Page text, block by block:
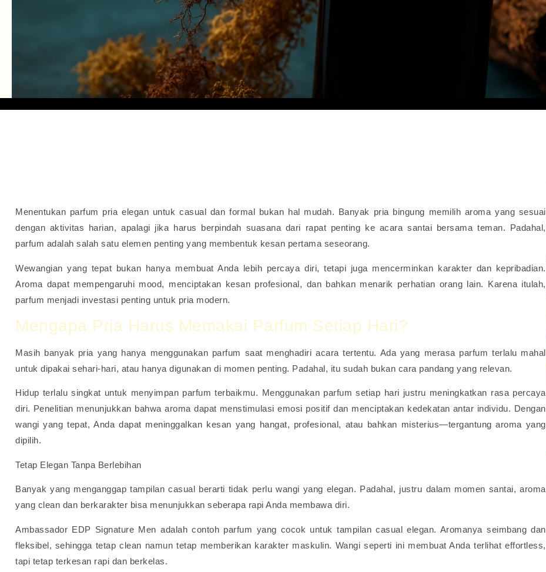
Menentukan parfum pria elegan untuk casual dan formal bukan hal mudah. Banyak pria bingung memilih aroma yang sesuai
dengan aktivitas harian, apalagi jika harus berpindah suasana dari rapat penting ke acara santai bersama teman. Padahal,
parfum adalah salah satu elemen penting yang membentuk kesan pertama seseorang.
Wewangian yang tepat bukan hanya membuat Anda lebih percaya diri, tetapi juga mencerminkan karakter dan kepribadian.
Aroma dapat mempengaruhi mood, menciptakan kesan profesional, dan bahkan menarik perhatian orang lain. Karena itulah,
parfum menjadi investasi penting untuk pria modern.
Mengapa Pria Harus Memakai Parfum Setiap Hari?
Masih banyak pria yang hanya menggunakan parfum saat menghadiri acara tertentu. Ada yang merasa parfum terlalu mahal
untuk dipakai sehari-hari, atau hanya digunakan di momen penting. Padahal, itu sudah bukan cara pandang yang relevan.
Hidup terlalu singkat untuk menyimpan parfum terbaikmu. Menggunakan parfum setiap hari justru meningkatkan rasa percaya
diri. Penelitian menunjukkan bahwa aroma dapat menstimulasi emosi positif dan menciptakan kedekatan antar individu. Dengan
wangi yang tepat, Anda dapat meninggalkan kesan yang hangat, profesional, atau bahkan misterius—tergantung aroma yang
dipilih.
Tetap Elegan Tanpa Berlebihan
Banyak yang menganggap tampilan casual berarti tidak perlu wangi yang elegan. Padahal, justru dalam momen santai, aroma
yang clean dan berkarakter bisa menunjukkan seberapa rapi Anda membawa diri.
Ambassador EDP Signature Men adalah contoh parfum yang cocok untuk tampilan casual elegan. Aromanya seimbang dan
fleksibel, sehingga tetap clean namun tetap memberikan karakter maskulin. Wangi seperti ini membuat Anda terlihat effortless,
tapi tetap terkesan rapi dan berkelas.